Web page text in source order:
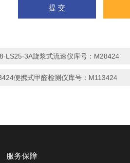
LS25-3A旋浆式流速仪库号：M28424
便携式甲醛检测仪库号：M113424
服务保障